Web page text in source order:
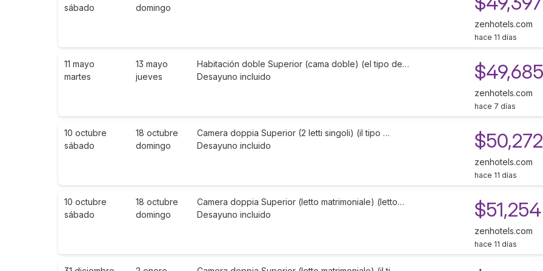
sábado domingo
zenhotels.com
hace 11 días
11 mayo
martes
13 mayo
jueves
Habitación doble Superior (cama doble) (el tipo de…
Desayuno incluido
$49,685
zenhotels.com
hace 7 días
10 octubre
sábado
18 octubre
domingo
Camera doppia Superior (2 letti singoli) (il tipo …
Desayuno incluido
$50,272
zenhotels.com
hace 11 días
10 octubre
sábado
18 octubre
domingo
Camera doppia Superior (letto matrimoniale) (letto…
Desayuno incluido
$51,254
zenhotels.com
hace 11 días